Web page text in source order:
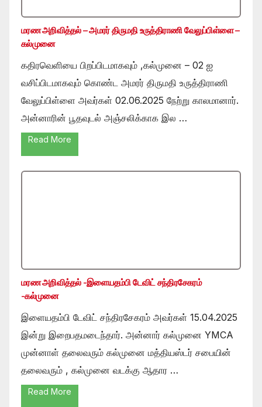
மரண அறிவித்தல் – அமரர் திருமதி உருத்திராணி வேலுப்பிள்ளை –
கல்முனை
கதிரவெளியை பிறப்பிடமாகவும் ,கல்முனை – 02 ஐ
வசிப்பிடமாகவும் கொண்ட அமரர் திருமதி உருத்திராணி
வேலுப்பிள்ளை அவர்கள் 02.06.2025 நேற்று காலமானார்.
அன்னாரின் பூதவுடல் அஞ்சலிக்காக இல …
Read More
மரண அறிவித்தல் -இளையதம்பி டேவிட் சந்திரசேகரம்
-கல்முனை
இளையதம்பி டேவிட் சந்திரசேகரம் அவர்கள் 15.04.2025
இன்று இறைபதமடைந்தார். அன்னார் கல்முனை YMCA
முன்னாள் தலைவரும் கல்முனை மத்தியஸ்டர் சபையின்
தலைவரும் , கல்முனை வடக்கு ஆதார …
Read More